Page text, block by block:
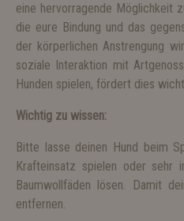
eine hervorragende Möglichkeit
die eure Bindung und das
der körperlichen Anstrengung
soziale Interaktion mit
Hunden spielen, fördert dies
Wichtig zu wissen:
Bitte lasse deinen Hund beim
Krafteinsatz spielen oder sehr
Baumwollfäden lösen. Damit
entfernen.